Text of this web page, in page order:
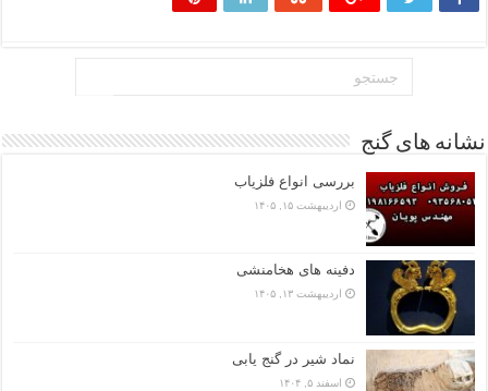
نشانه های گنج
بررسی انواع فلزیاب
اردیبهشت ۱۵, ۱۴۰۵
دفینه های هخامنشی
اردیبهشت ۱۳, ۱۴۰۵
نماد شیر در گنج یابی
اسفند ۵, ۱۴۰۴